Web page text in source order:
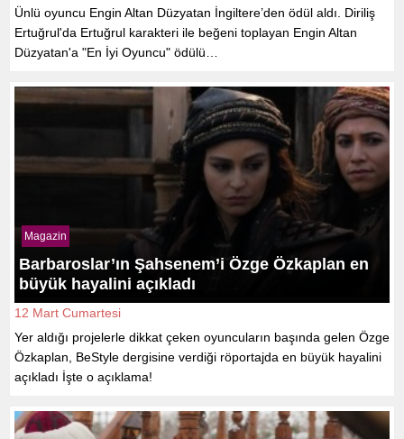
Ünlü oyuncu Engin Altan Düzyatan İngiltere’den ödül aldı. Diriliş
Ertuğrul'da Ertuğrul karakteri ile beğeni toplayan Engin Altan
Düzyatan'a "En İyi Oyuncu" ödülü…
Magazin
Barbaroslar’ın Şahsenem’i Özge Özkaplan en
büyük hayalini açıkladı
12 Mart Cumartesi
Yer aldığı projelerle dikkat çeken oyuncuların başında gelen Özge
Özkaplan, BeStyle dergisine verdiği röportajda en büyük hayalini
açıkladı İşte o açıklama!